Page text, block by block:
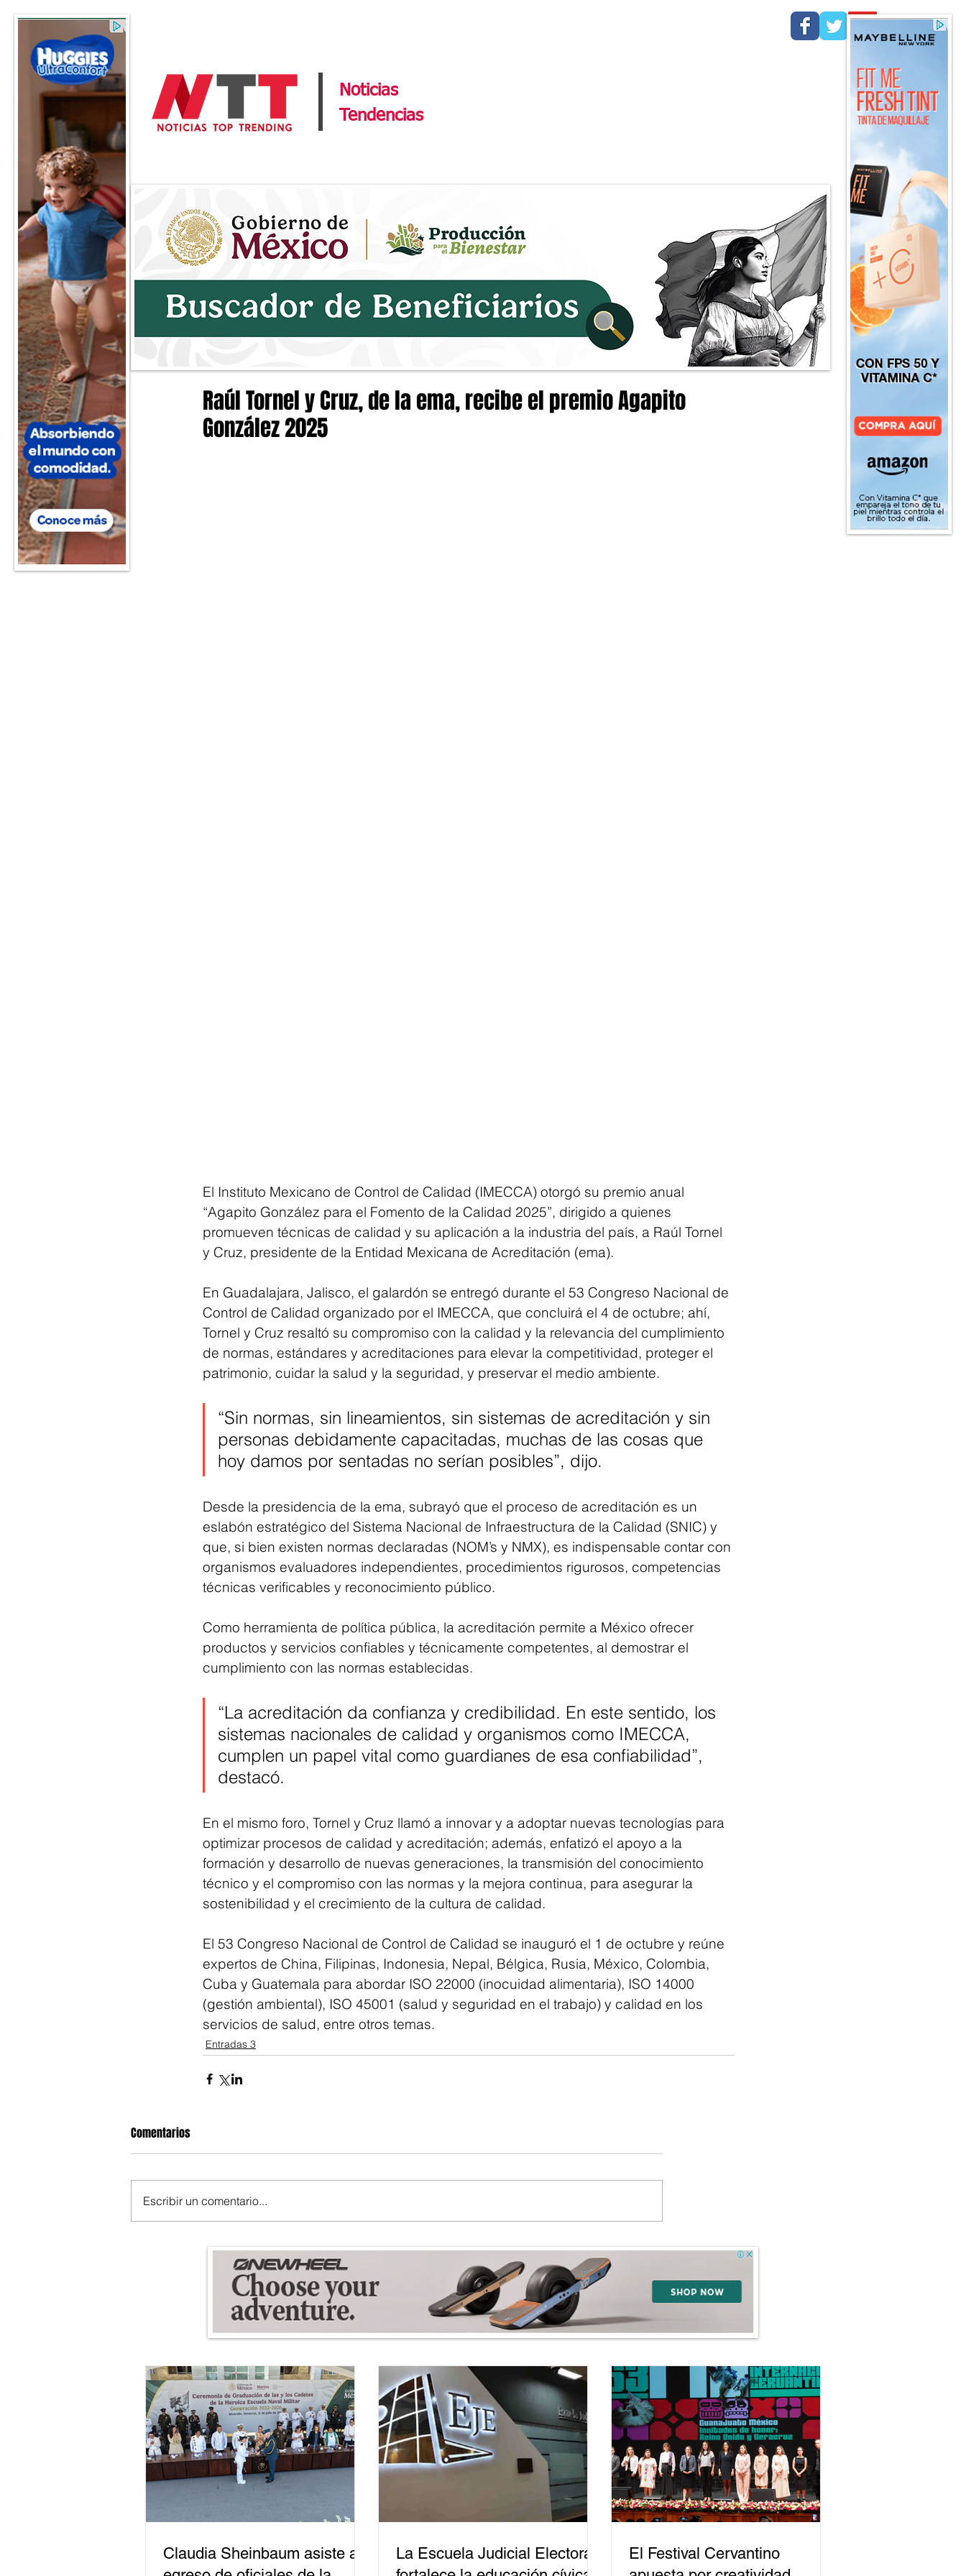
Noticias
Tendencias
Raúl Tornel y Cruz, de la ema, recibe el premio Agapito
González 2025
El Instituto Mexicano de Control de Calidad (IMECCA) otorgó su premio anual
“Agapito González para el Fomento de la Calidad 2025”, dirigido a quienes
promueven técnicas de calidad y su aplicación a la industria del país, a Raúl Tornel
y Cruz, presidente de la Entidad Mexicana de Acreditación (ema).
En Guadalajara, Jalisco, el galardón se entregó durante el 53 Congreso Nacional de
Control de Calidad organizado por el IMECCA, que concluirá el 4 de octubre; ahí,
Tornel y Cruz resaltó su compromiso con la calidad y la relevancia del cumplimiento
de normas, estándares y acreditaciones para elevar la competitividad, proteger el
patrimonio, cuidar la salud y la seguridad, y preservar el medio ambiente.
“Sin normas, sin lineamientos, sin sistemas de acreditación y sin
personas debidamente capacitadas, muchas de las cosas que
hoy damos por sentadas no serían posibles”, dijo.
Desde la presidencia de la ema, subrayó que el proceso de acreditación es un
eslabón estratégico del Sistema Nacional de Infraestructura de la Calidad (SNIC) y
que, si bien existen normas declaradas (NOM’s y NMX), es indispensable contar con
organismos evaluadores independientes, procedimientos rigurosos, competencias
técnicas verificables y reconocimiento público.
Como herramienta de política pública, la acreditación permite a México ofrecer
productos y servicios confiables y técnicamente competentes, al demostrar el
cumplimiento con las normas establecidas.
“La acreditación da confianza y credibilidad. En este sentido, los
sistemas nacionales de calidad y organismos como IMECCA,
cumplen un papel vital como guardianes de esa confiabilidad”,
destacó.
En el mismo foro, Tornel y Cruz llamó a innovar y a adoptar nuevas tecnologías para
optimizar procesos de calidad y acreditación; además, enfatizó el apoyo a la
formación y desarrollo de nuevas generaciones, la transmisión del conocimiento
técnico y el compromiso con las normas y la mejora continua, para asegurar la
sostenibilidad y el crecimiento de la cultura de calidad.
El 53 Congreso Nacional de Control de Calidad se inauguró el 1 de octubre y reúne
expertos de China, Filipinas, Indonesia, Nepal, Bélgica, Rusia, México, Colombia,
Cuba y Guatemala para abordar ISO 22000 (inocuidad alimentaria), ISO 14000
(gestión ambiental), ISO 45001 (salud y seguridad en el trabajo) y calidad en los
servicios de salud, entre otros temas.
Entradas 3
Comentarios
Escribir un comentario...
Claudia Sheinbaum asiste a
La Escuela Judicial Electoral
El Festival Cervantino